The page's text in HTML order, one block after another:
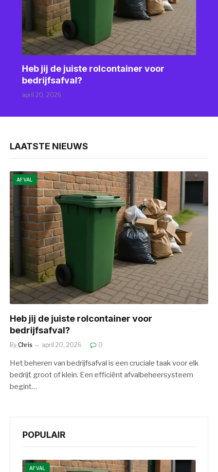
Heb jij de juiste rolcontainer voor
bedrijfsafval?
april 20, 2026
LAATSTE NIEUWS
AFVAL
Heb jij de juiste rolcontainer voor
bedrijfsafval?
By Chris april 20, 2026 0
Het beheren van bedrijfsafval is een cruciale taak voor elk
bedrijf, groot of klein. Een efficiënt afvalbeheersysteem
begint…
POPULAIR
AFVAL